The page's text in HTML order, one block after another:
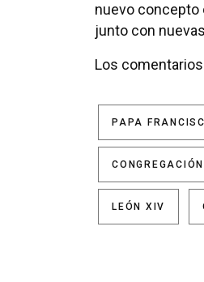
nuevo concepto
junto con
Los
PAPA
LEÓN XIV